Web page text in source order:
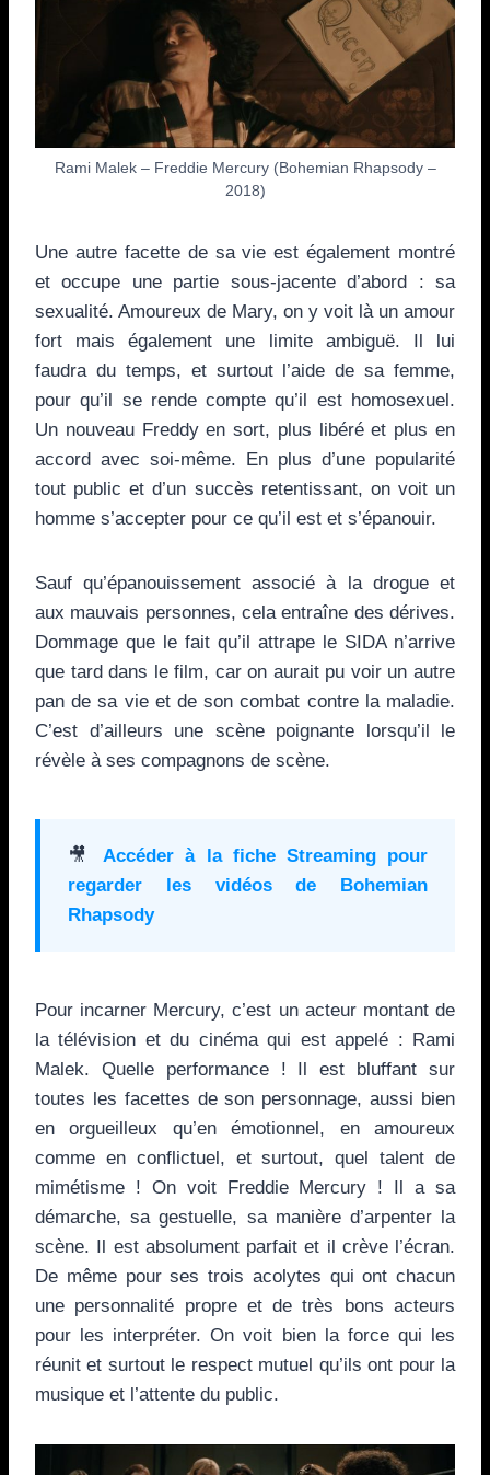
Rami Malek – Freddie Mercury (Bohemian Rhapsody –
2018)
Une autre facette de sa vie est également montré
et occupe une partie sous-jacente d’abord : sa
sexualité. Amoureux de Mary, on y voit là un amour
fort mais également une limite ambiguë. Il lui
faudra du temps, et surtout l’aide de sa femme,
pour qu’il se rende compte qu’il est homosexuel.
Un nouveau Freddy en sort, plus libéré et plus en
accord avec soi-même. En plus d’une popularité
tout public et d’un succès retentissant, on voit un
homme s’accepter pour ce qu’il est et s’épanouir.
Sauf qu’épanouissement associé à la drogue et
aux mauvais personnes, cela entraîne des dérives.
Dommage que le fait qu’il attrape le SIDA n’arrive
que tard dans le film, car on aurait pu voir un autre
pan de sa vie et de son combat contre la maladie.
C’est d’ailleurs une scène poignante lorsqu’il le
révèle à ses compagnons de scène.
🎥 Accéder à la fiche Streaming pour
regarder les vidéos de Bohemian
Rhapsody
Pour incarner Mercury, c’est un acteur montant de
la télévision et du cinéma qui est appelé : Rami
Malek. Quelle performance ! Il est bluffant sur
toutes les facettes de son personnage, aussi bien
en orgueilleux qu’en émotionnel, en amoureux
comme en conflictuel, et surtout, quel talent de
mimétisme ! On voit Freddie Mercury ! Il a sa
démarche, sa gestuelle, sa manière d’arpenter la
scène. Il est absolument parfait et il crève l’écran.
De même pour ses trois acolytes qui ont chacun
une personnalité propre et de très bons acteurs
pour les interpréter. On voit bien la force qui les
réunit et surtout le respect mutuel qu’ils ont pour la
musique et l’attente du public.